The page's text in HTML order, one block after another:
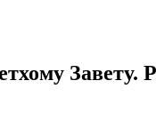
Завету.